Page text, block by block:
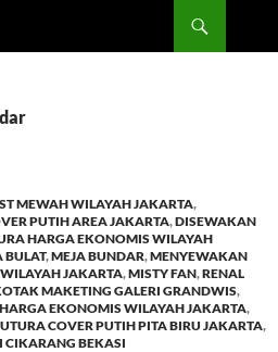
MEWAH WILAYAH JAKARTA,
PUTIH AREA JAKARTA,DISEWAKAN
HARGA EKONOMIS WILAYAH
BULAT,MEJA BUNDAR,MENYEWAKAN
JAKARTA,MISTY FAN,RENAL
MAKETING GALERI GRANDWIS,
EKONOMIS WILAYAH JAKARTA,
COVER PUTIH PITA BIRU JAKARTA,
CIKARANG BEKASI